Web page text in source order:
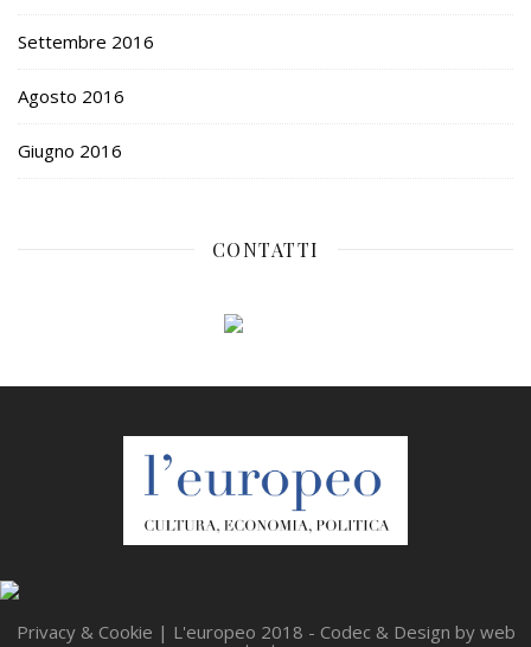
Settembre 2016
Agosto 2016
Giugno 2016
CONTATTI
Privacy & Cookie | L'europeo 2018 - Codec & Design by web